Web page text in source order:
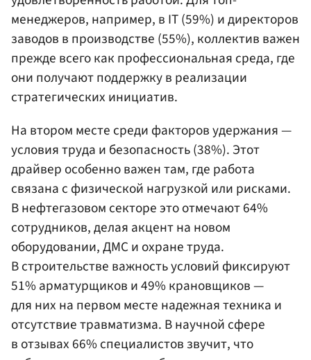
менеджеров, например, в IT (59%) и директоров
заводов в производстве (55%), коллектив важен
прежде всего как профессиональная среда, где
они получают поддержку в реализации
стратегических инициатив.
На втором месте среди факторов удержания —
условия труда и безопасность (38%). Этот
драйвер особенно важен там, где работа
связана с физической нагрузкой или рисками.
В нефтегазовом секторе это отмечают 64%
сотрудников, делая акцент на новом
оборудовании, ДМС и охране труда.
В строительстве важность условий фиксируют
51% арматурщиков и 49% крановщиков —
для них на первом месте надежная техника и
отсутствие травматизма. В научной сфере
в отзывах 66% специалистов звучит, что